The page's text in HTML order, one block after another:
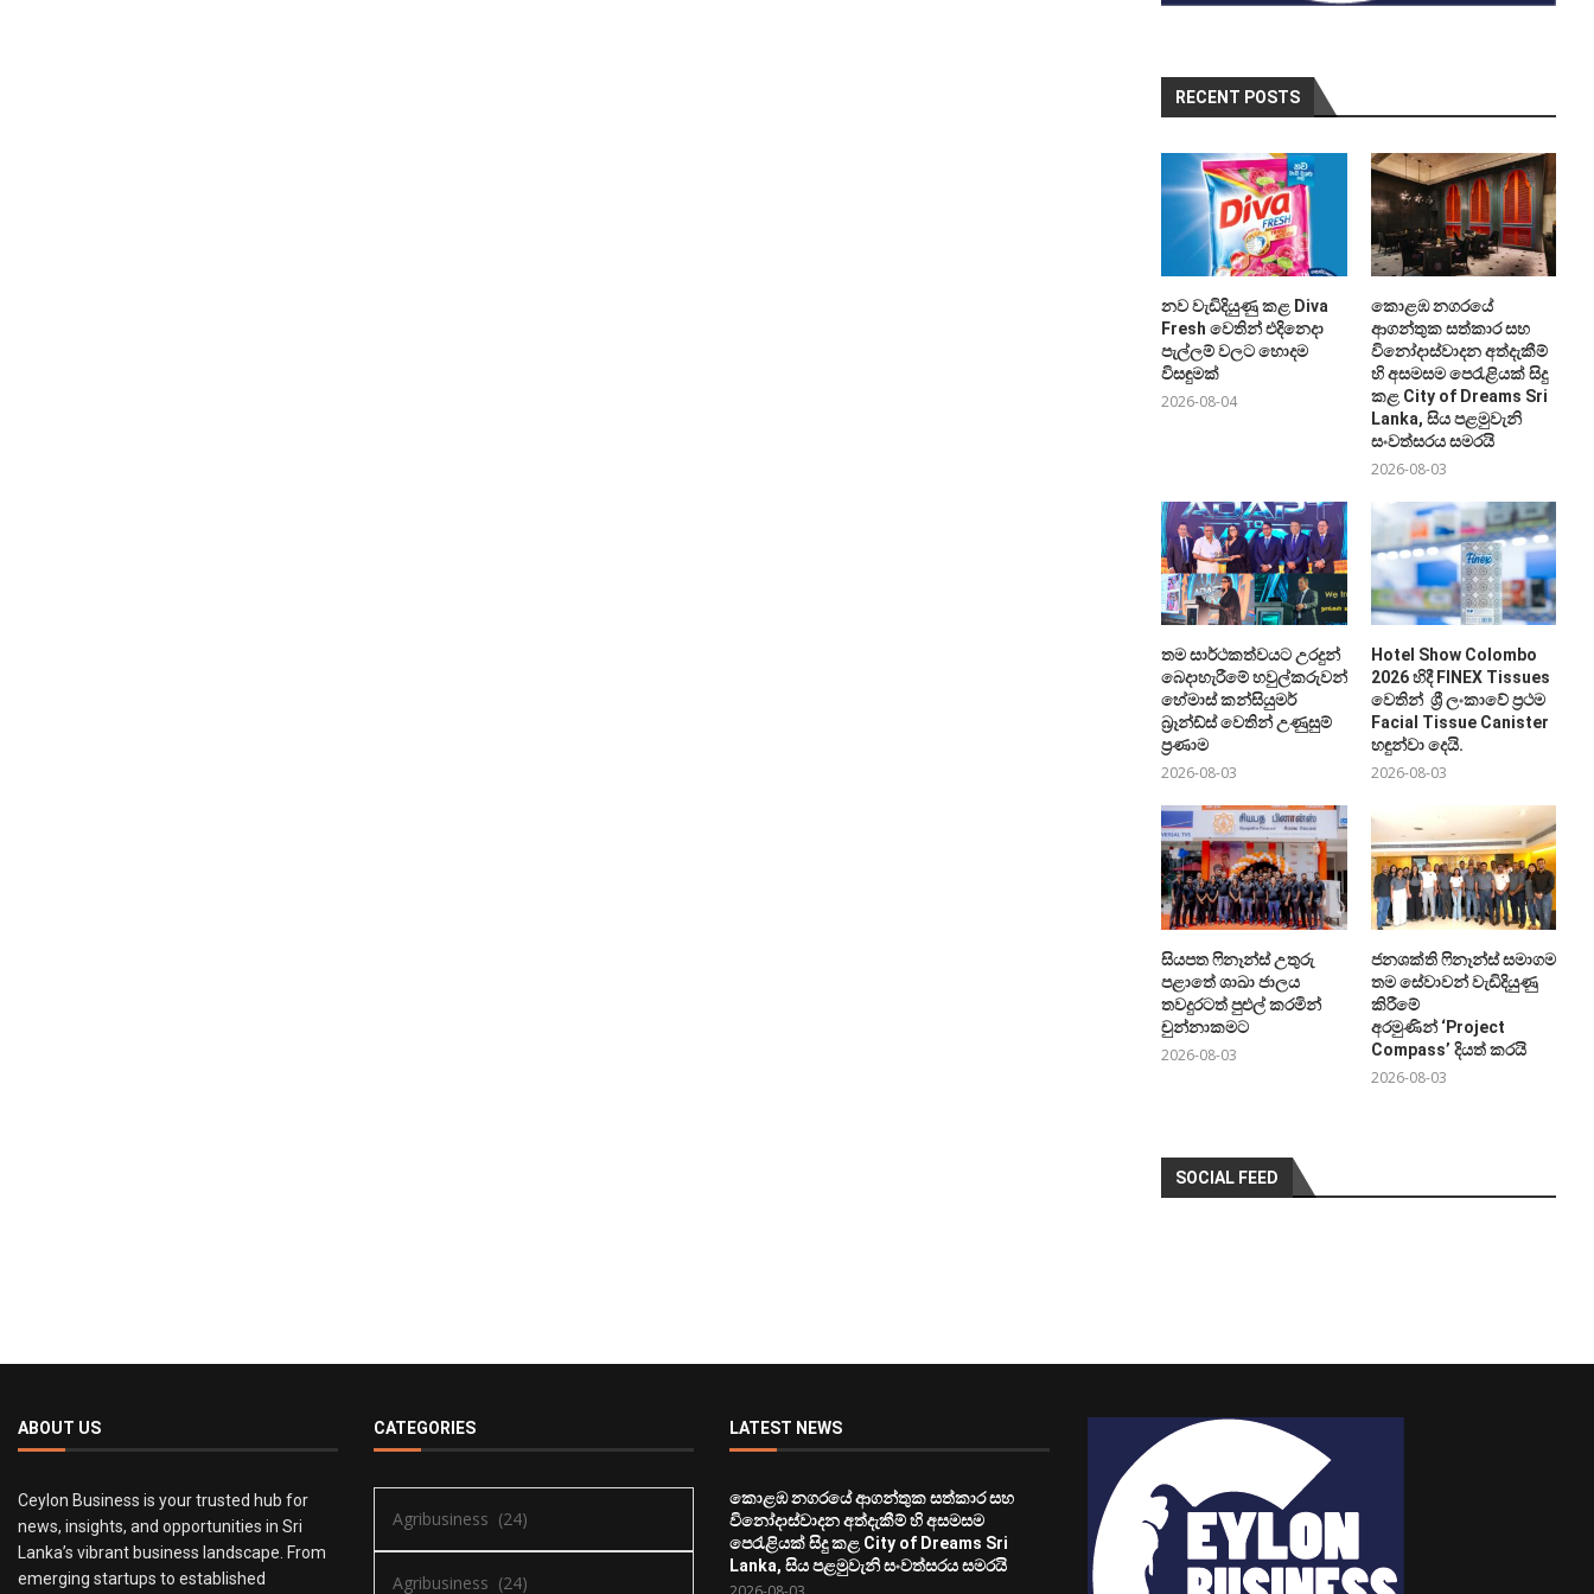
RECENT POSTS
නව වැඩිදියුණු කළ Diva
Fresh වෙතින් එදිනෙදා
පැල්ලම් වලට හොදම
විසඳුමක්
2026-08-04
කොළඹ නගරයේ
ආගන්තුක සත්කාර සහ
විනෝදාස්වාදන අත්දැකීම්
හි අසමසම පෙරැළියක් සිදු
කළ City of Dreams Sri
Lanka, සිය පළමුවැනි
සංවත්සරය සමරයි
2026-08-03
තම සාර්ථකත්වයට උරදුන්
බෙදාහැරීමේ හවුල්කරුවන්ට
හේමාස් කන්සියුමර්
බ්‍රෑන්ඩ්ස් වෙතින් උණුසුම්
ප්‍රණාම
2026-08-03
Hotel Show Colombo
2026 හිදී FINEX Tissues
වෙතින් ශ්‍රී ලංකාවේ ප්‍රථම
Facial Tissue Canister
හඳුන්වා දෙයි.
2026-08-03
සියපත ෆිනෑන්ස් උතුරු
පළාතේ ශාඛා ජාලය
තවදුරටත් පුළුල් කරමින්
චුන්නාකමට
2026-08-03
ජනශක්ති ෆිනෑන්ස් සමාගම
තම සේවාවන් වැඩිදියුණු
කිරීමේ
අරමුණින් ‘Project
Compass’ දියත් කරයි
2026-08-03
SOCIAL FEED
ABOUT US
Ceylon Business is your trusted hub for
news, insights, and opportunities in Sri
Lanka’s vibrant business landscape. From
emerging startups to established
CATEGORIES LATEST NEWS
කොළඹ නගරයේ ආගන්තුක සත්කාර සහ
විනෝදාස්වාදන අත්දැකීම් හි අසමසම
පෙරැළියක් සිදු කළ City of Dreams Sri
Lanka, සිය පළමුවැනි සංවත්සරය සමරයි